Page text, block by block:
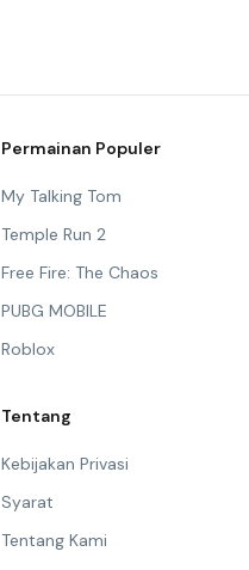
Permainan Populer
My Talking Tom
Temple Run 2
Free Fire: The Chaos
PUBG MOBILE
Roblox
Tentang
Kebijakan Privasi
Syarat
Tentang Kami